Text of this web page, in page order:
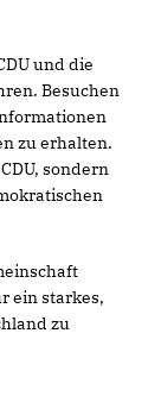
und die
Besuchen
zu erhalten.
sondern
ein starkes,
zu